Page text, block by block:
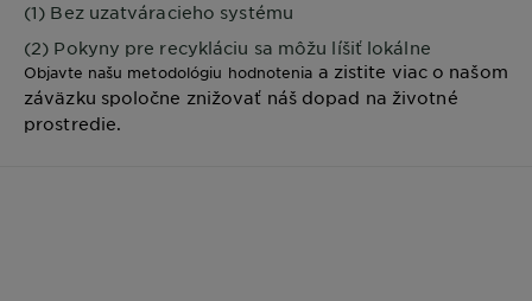
(1) Bez uzatváracieho systému
(2) Pokyny pre recykláciu sa môžu líšiť lokálne
Objavte našu metodológiu hodnotenia a zistite viac o našom
záväzku spoločne znižovať náš dopad na životné
prostredie.